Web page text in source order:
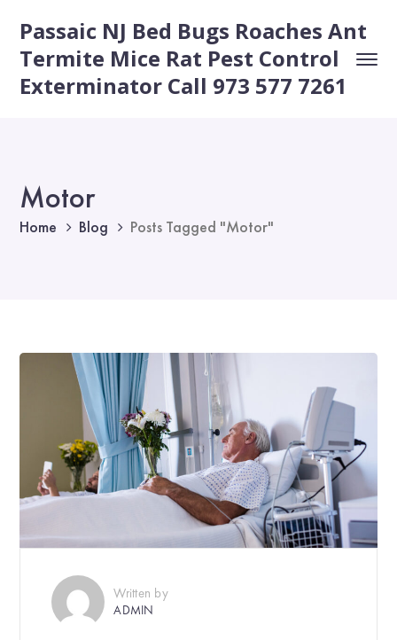
Passaic NJ Bed Bugs Roaches Ant
Termite Mice Rat Pest Control
Exterminator Call 973 577 7261
Motor
Home Blog Posts Tagged "Motor"
Written by
ADMIN